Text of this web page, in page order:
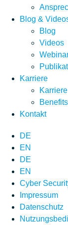
Blog &
Blog
Videos
Karriere
Karriere
Benefits
Kontakt
DE
EN
DE
EN
Cyber
Impressum
Datenschutz